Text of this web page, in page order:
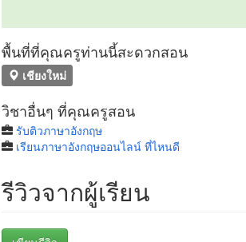
พื้นที่ที่คุณครูท่านนี้สะดวกสอน
เชียงใหม่
วิชาอื่นๆ ที่คุณครูสอน
รับติวภาษาอังกฤษ
เรียนภาษาอังกฤษออนไลน์ ที่ไหนดี
รีวิวจากผู้เรียน